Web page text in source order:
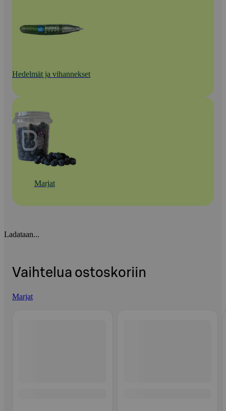
Hedelmät ja vihannekset
Marjat
Ladataan...
Vaihtelua ostoskoriin
Marjat